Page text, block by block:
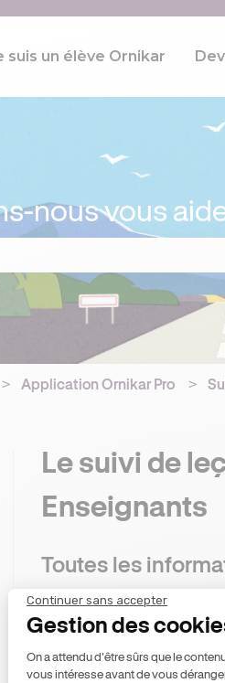
suis un élève Ornikar
nous vous
de recherche est vide.
Application Ornikar Pro
Le suivi de
Enseignants
Toutes les
fin de chaque leçon
Lorsqu'une heure démarre
Enseignant pour vous
Continuer sans accepter
Gestion des
Plateforme de
On a attendu d'être sûrs que le
vous intéresse avant de vous